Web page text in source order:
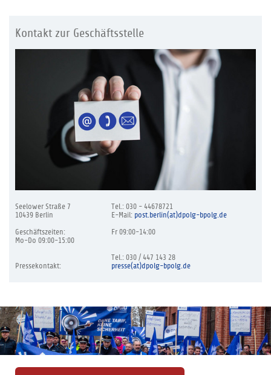
Kontakt zur Geschäftsstelle
Seelower Straße 7
10439 Berlin
Geschäftszeiten:
Mo-Do 09:00-15:00
Pressekontakt:
Tel.: 030 - 44678721
E-Mail: post.berlin(at)dpolg-bpolg.de
Fr 09:00-14:00
Tel.: 030 / 447 143 28
presse(at)dpolg-bpolg.de